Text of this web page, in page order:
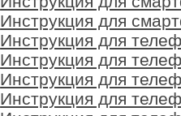
Инструкция для
Инструкция для
Инструкция для
Инструкция для
Инструкция для